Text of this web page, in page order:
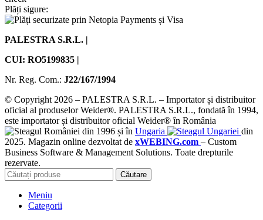
Plăți sigure:
PALESTRA S.R.L. |
CUI: RO5199835 |
Nr. Reg. Com.: J22/167/1994
© Copyright 2026 – PALESTRA S.R.L. – Importator și distribuitor
oficial al produselor Weider®. PALESTRA S.R.L., fondată în 1994,
este importator și distribuitor oficial Weider® în România
din 1996 și în Ungaria
din
2025. Magazin online dezvoltat de xWEBING.com – Custom
Business Software & Management Solutions. Toate drepturile
rezervate.
Căutare
Meniu
Categorii